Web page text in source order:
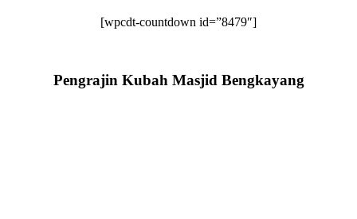
[wpcdt-countdown id=”8479″]
Pengrajin Kubah Masjid Bengkayang